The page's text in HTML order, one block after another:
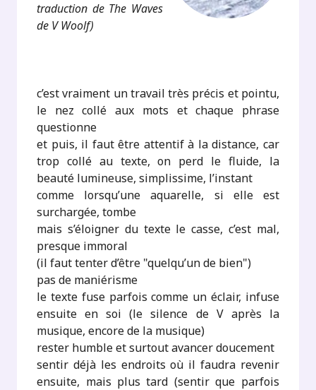
traduction de The Waves
de V Woolf)
c’est vraiment un travail très précis et pointu,
le nez collé aux mots et chaque phrase
questionne
et puis, il faut être attentif à la distance, car
trop collé au texte, on perd le fluide, la
beauté lumineuse, simplissime, l’instant
comme lorsqu’une aquarelle, si elle est
surchargée, tombe
mais s’éloigner du texte le casse, c’est mal,
presque immoral
(il faut tenter d’être "quelqu’un de bien")
pas de maniérisme
le texte fuse parfois comme un éclair, infuse
ensuite en soi (le silence de V après la
musique, encore de la musique)
rester humble et surtout avancer doucement
sentir déjà les endroits où il faudra revenir
ensuite, mais plus tard (sentir que parfois